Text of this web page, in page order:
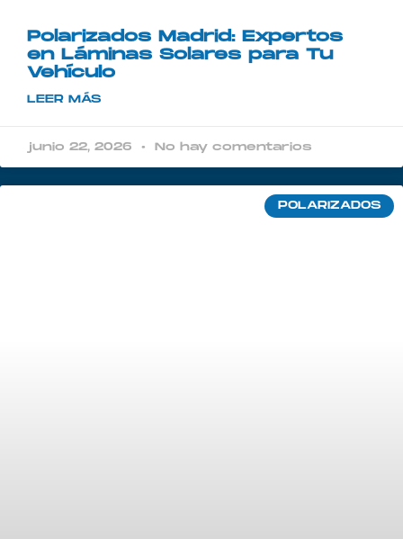
Polarizados Madrid: Expertos
en Láminas Solares para Tu
Vehículo
LEER MÁS
junio 22, 2026 No hay comentarios
POLARIZADOS